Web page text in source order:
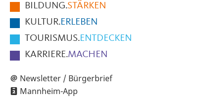
SeiteBILDUNG.STÄRKEN
KULTUR.ERLEBEN
TOURISMUS.ENTDECKEN
KARRIERE.MACHEN
Newsletter / Bürgerbrief
Mannheim-App